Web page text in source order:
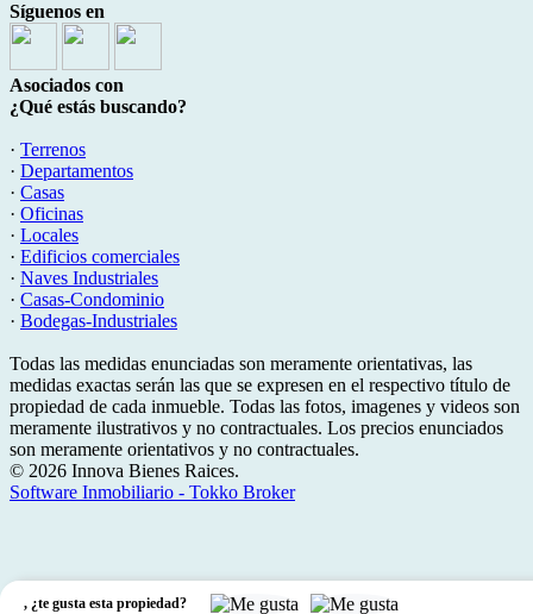
, ¿te gusta esta propiedad?
Síguenos en
Asociados con
¿Qué estás buscando?
· Terrenos
· Departamentos
· Casas
· Oficinas
· Locales
· Edificios comerciales
· Naves Industriales
· Casas-Condominio
· Bodegas-Industriales
Todas las medidas enunciadas son meramente orientativas, las
medidas exactas serán las que se expresen en el respectivo título de
propiedad de cada inmueble. Todas las fotos, imagenes y videos son
meramente ilustrativos y no contractuales. Los precios enunciados
son meramente orientativos y no contractuales.
© 2026 Innova Bienes Raices.
Software Inmobiliario - Tokko Broker